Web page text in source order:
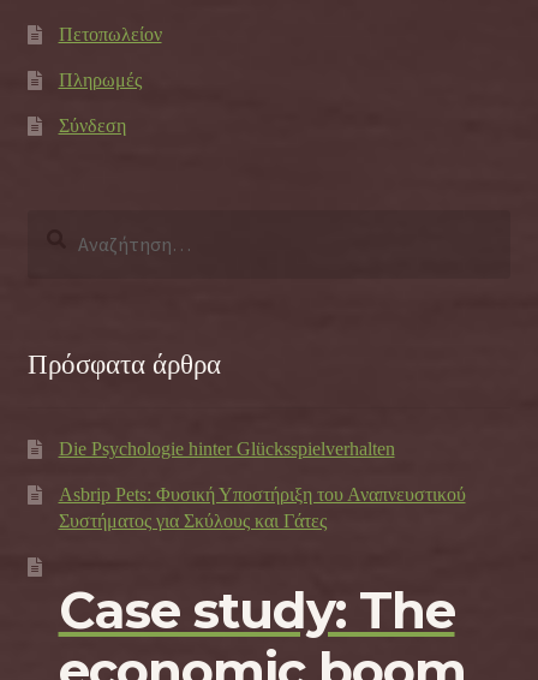
Πετοπωλείον
Πληρωμές
Σύνδεση
Πρόσφατα άρθρα
Die Psychologie hinter Glücksspielverhalten
Asbrip Pets: Φυσική Υποστήριξη του Αναπνευστικού
Συστήματος για Σκύλους και Γάτες
Case study: The